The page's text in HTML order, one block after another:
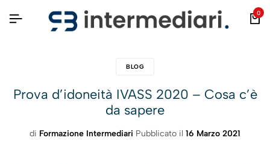
0
BLOG
Prova d’idoneità IVASS 2020 – Cosa c’è
da sapere
di Formazione Intermediari Pubblicato il 16 Marzo 2021